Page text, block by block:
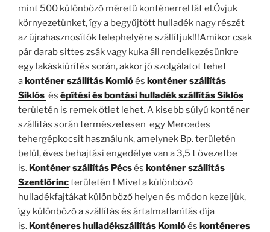
mint 500 különböző méretű konténerrel lát el.Óvjuk
környezetünket, így a begyűjtött hulladék nagy részét
az újrahasznosítók telephelyére szállítjuk!!!Amikor csak
pár darab sittes zsák vagy kuka áll rendelkezésünkre
egy lakáskiürítés során, akkor jó szolgálatot tehet
akonténer szállítás Komlóés konténer szállítás
Siklós és építési és bontási hulladék szállítás Siklós
területén is remek ötlet lehet. A kisebb súlyú konténer
szállítás során természetesen egy Mercedes
tehergépkocsit használunk, amelynek Bp. területén
belül, éves behajtási engedélye van a 3,5 t övezetbe
is. Konténer szállítás Pécsés konténer szállítás
Szentlőrincterületén ! Mivel a különböző
hulladékfajtákat különböző helyen és módon kezeljük,
így különböző a szállítás és ártalmatlanítás díja
is. Konténeres hulladékszállítás Komlóés konténeres